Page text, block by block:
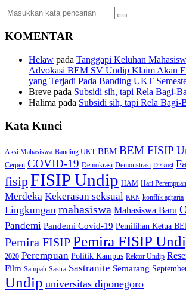
KOMENTAR
Helaw pada Tanggapi Keluhan
Advokasi BEM SV Undip Klaim Akan
yang Terjadi Pada Banding UKT
Breve pada Subsidi sih, tapi Rela Bagi-
Halima pada Subsidi sih, tapi Rela Bagi-
Kata Kunci
Aksi Mahasiswa Banding UKT BEM BEM FISIP
Cerpen COVID-19 Demokrasi Demonstrasi Diskusi
fisipFISIP Undip HAM Hari
Merdeka Kekerasan seksual KKN konflik agraria
Lingkungan mahasiswa Mahasiswa Baru
Pandemi Pandemi Covid-19 Pemilihan Ketua
Pemira FISIPPemira FISIP
2020 Perempuan Politik Kampus Rektor Undip
Film Sampah Sastra Sastranite Semarang
Undip universitas diponegoro